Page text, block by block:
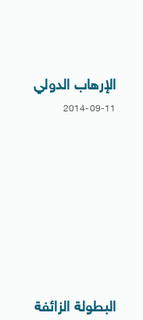
الإرهاب الدولي
2014-09-11
البطولة الزائفة